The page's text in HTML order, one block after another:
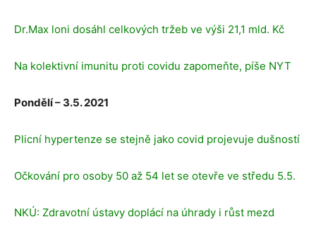
Dr.Max loni dosáhl celkových tržeb ve výši 21,1 mld. Kč
Na kolektivní imunitu proti covidu zapomeňte, píše NYT
Pondělí – 3.5. 2021
Plicní hypertenze se stejně jako covid projevuje dušností
Očkování pro osoby 50 až 54 let se otevře ve středu 5.5.
NKÚ: Zdravotní ústavy doplácí na úhrady i růst mezd